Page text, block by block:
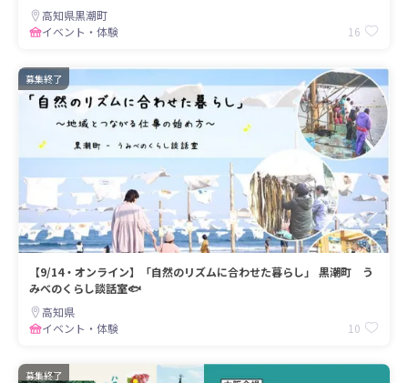
高知県黒潮町
イベント・体験
16
募集終了
【9/14・オンライン】「自然のリズムに合わせた暮らし」 黒潮町 う
みべのくらし談話室🐟
高知県
イベント・体験
10
募集終了